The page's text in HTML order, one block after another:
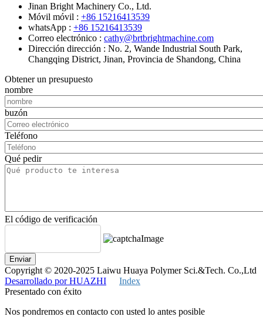
Jinan Bright Machinery Co., Ltd.
Móvil móvil : +86 15216413539
whatsApp : +86 15216413539
Correo electrónico : cathy@brtbrightmachine.com
Dirección dirección : No. 2, Wande Industrial South Park,
Changqing District, Jinan, Provincia de Shandong, China
Obtener un presupuesto
nombre
buzón
Teléfono
Qué pedir
El código de verificación
Enviar
Copyright © 2020-2025 Laiwu Huaya Polymer Sci.&Tech. Co.,Ltd
Desarrollado por HUAZHI
Index
Presentado con éxito
Nos pondremos en contacto con usted lo antes posible